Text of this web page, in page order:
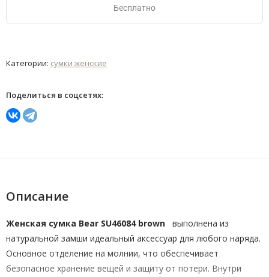
Бесплатно
Категории: сумки женские
Поделиться в соцсетях:
Описание
Женская сумка Bear SU46084 brown
выполнена из
натуральной замши идеальный аксессуар для любого наряда.
Основное отделение на молнии, что обеспечивает
безопасное хранение вещей и защиту от потери. Внутри